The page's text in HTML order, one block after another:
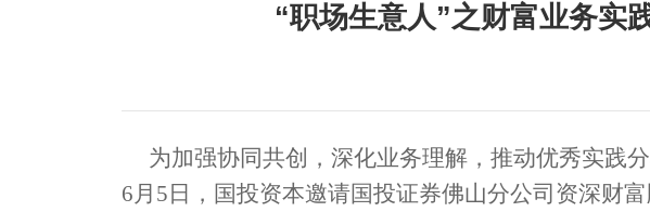
“职场生意人”之财富业务
为加强协同共创，深化业务理解，推动优秀实践
6月5日，国投资本邀请国投证券佛山分公司资深财